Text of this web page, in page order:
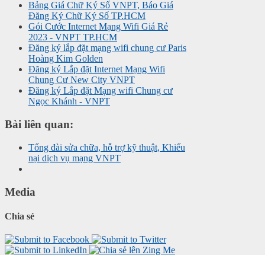
Bảng Giá Chữ Ký Số VNPT, Báo Giá
Đăng Ký Chữ Ký Số TP.HCM
Gói Cước Internet Mạng Wifi Giá Rẻ
2023 - VNPT TP.HCM
Đăng ký lắp đặt mạng wifi chung cư Paris
Hoàng Kim Golden
Đăng ký Lắp đặt Internet Mạng Wifi
Chung Cư New City VNPT
Đăng ký Lắp đặt Mạng wifi Chung cư
Ngọc Khánh - VNPT
Bài liên quan:
Tổng đài sửa chữa, hỗ trợ kỹ thuật, Khiếu
nại dịch vụ mạng VNPT
Media
Chia sẻ